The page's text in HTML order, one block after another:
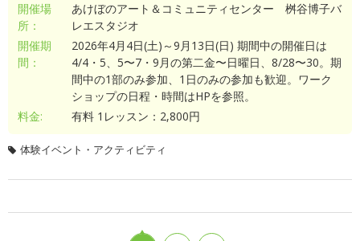
開催場
所：
あけぼのアート＆コミュニティセンター 桝谷博子バ
レエスタジオ
開催期
間：
2026年4月4日(土)～9月13日(日) 期間中の開催日は
4/4・5、5〜7・9月の第二金〜日曜日、8/28〜30。期
間中の1部のみ参加、1日のみの参加も歓迎。ワーク
ショップの日程・時間はHPを参照。
料金:
有料 1レッスン：2,800円
体験イベント・アクティビティ